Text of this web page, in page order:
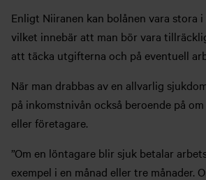
Enligt Niiranen kan bolånen vara stora
vilket innebär att man bör vara
att täcka utgifterna och på eventuell
När man drabbas av en allvarlig
på inkomstnivån också beroende på
eller företagare.
”Om en löntagare blir sjuk betalar
exempel i en månad eller tre månader.